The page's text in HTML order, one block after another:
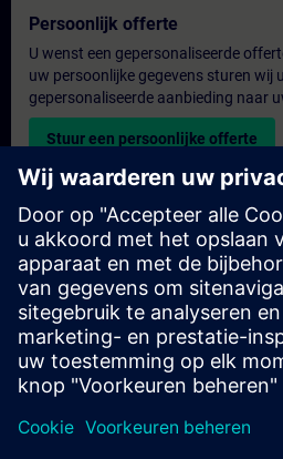
Persoonlijk offerte
U wenst een gepersonaliseerde
uw persoonlijke gegevens sturen wij
gepersonaliseerde aanbieding naar
Stuur een persoonlijke offerte
Aanvraag voor een exclusieve
Heeft u een uitgebreidere
voor exclusieve training – op locatie,
trainingscentrum? Bezorg ons u uw
uw trainingsbehoeften en u
een exclusieve training.
Exclusieve offerte aanvragen